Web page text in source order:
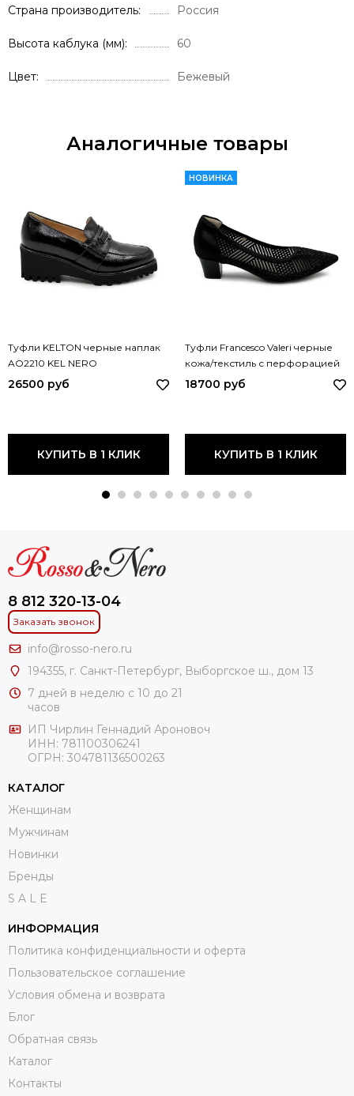
Страна производитель Россия
Высота каблука (мм) 60
Цвет Бежевый
Аналогичные товары
Туфли KELTON черные наплак
AO2210 KEL NERO
26500 руб
КУПИТЬ В 1 КЛИК
НОВИНКА
Туфли Francesco Valeri черные
кожа/текстиль с перфорацией
V83 FV NERO
18700 руб
КУПИТЬ В 1 КЛИК
8 812 320-13-04
Заказать звонок
info@rosso-nero.ru
194355, г. Санкт-Петербург, Выборгское ш., дом 13
7 дней в неделю с 10 до 21
часов
ИП Чирлин Геннадий Ароновоч
ИНН: 781100306241
ОГРН: 304781136500263
КАТАЛОГ
Женщинам
Мужчинам
Новинки
Бренды
S A L E
ИНФОРМАЦИЯ
Политика конфиденциальности и оферта
Пользовательское соглашение
Условия обмена и возврата
Блог
Обратная связь
Каталог
Контакты